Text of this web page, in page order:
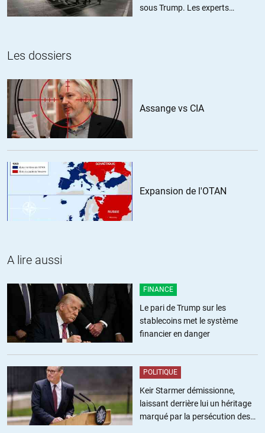
sous Trump. Les experts
Les dossiers
Assange vs CIA
Expansion de l'OTAN
A lire aussi
FINANCE
Le pari de Trump sur les
stablecoins met le système
financier en danger
POLITIQUE
Keir Starmer démissionne,
laissant derrière lui un héritage
marqué par la persécution des